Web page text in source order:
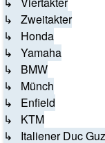
↳ Zweitakter
↳ Honda
↳ Yamaha
↳ BMW
↳ Münch
↳ Enfield
↳ KTM
↳ Italiener Duc